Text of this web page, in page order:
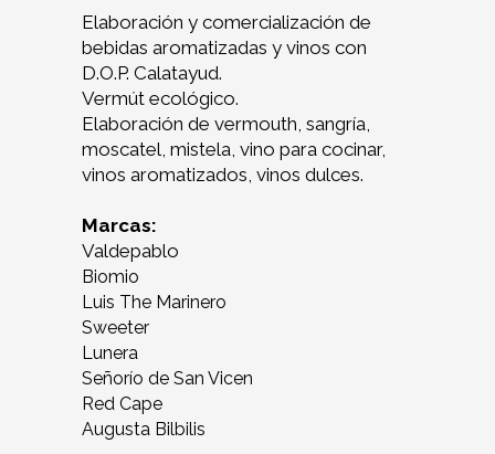
Elaboración y comercialización de
bebidas aromatizadas y vinos con
D.O.P. Calatayud.
Vermút ecológico.
Elaboración de vermouth, sangría,
moscatel, mistela, vino para cocinar,
vinos aromatizados, vinos dulces.
Marcas:
Valdepablo
Biomio
Luis The Marinero
Sweeter
Lunera
Señorío de San Vicen
Red Cape
Augusta Bilbilis